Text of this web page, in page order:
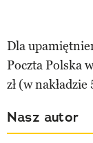
Dla
Poczta Polska
zł (w
Nasz autor